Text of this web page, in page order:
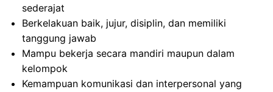
sederajat
Berkelakuan baik, jujur, disiplin, dan memiliki
tanggung jawab
Mampu bekerja secara mandiri maupun dalam
kelompok
Kemampuan komunikasi dan interpersonal yang